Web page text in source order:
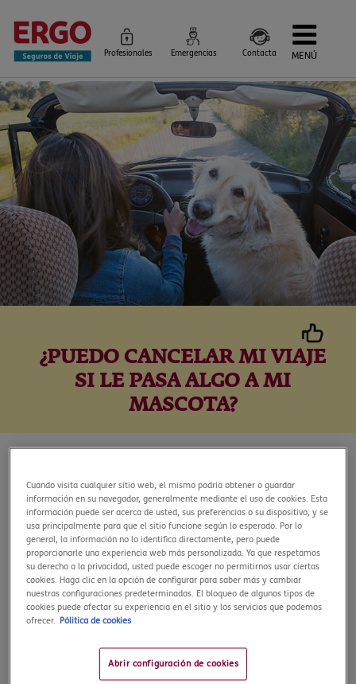
Profesionales Emergencias Contacta MENÚ
Seguros de Viaje
Seguros por destino
Más Seguros
Blog
Siniestros e Instrucciones
Información Corporativa
Servicios
¿PUEDO CANCELAR MI VIAJE
SI LE PASA ALGO A MI
MASCOTA?
Cuando organizamos unas vacaciones solemos pensar en
posibles imprevistos relacionados con nuestra salud, el trabajo
o la familia. Sin embargo, hay otra situación que cada vez
preocupa más a los viajeros: ¿qué ocurre si nuestra mascota se
pone gravemente enferma justo antes de viajar?
Para muchas personas, perros y gatos forman parte de la
familia. Por eso, cuando surge una emergencia relacionada con
vacaciones dejando atrás una situación delicada. La buena
noticia es que en ERGO Seguros de Viaje contamos
Cuando visita cualquier sitio web, el mismo podría obtener o guardar
información en su navegador, generalmente mediante el uso de cookies. Esta
información puede ser acerca de usted, sus preferencias o su dispositivo, y se
usa principalmente para que el sitio funcione según lo esperado. Por lo
general, la información no lo identifica directamente, pero puede
proporcionarle una experiencia web más personalizada. Ya que respetamos
su derecho a la privacidad, usted puede escoger no permitirnos usar ciertas
cookies. Haga clic en la opción de configurar para saber más y cambiar
nuestras configuraciones predeterminadas. El bloqueo de algunos tipos de
cookies puede afectar su experiencia en el sitio y los servicios que podemos
ofrecer. Pólitica de cookies
Abrir configuración de cookies